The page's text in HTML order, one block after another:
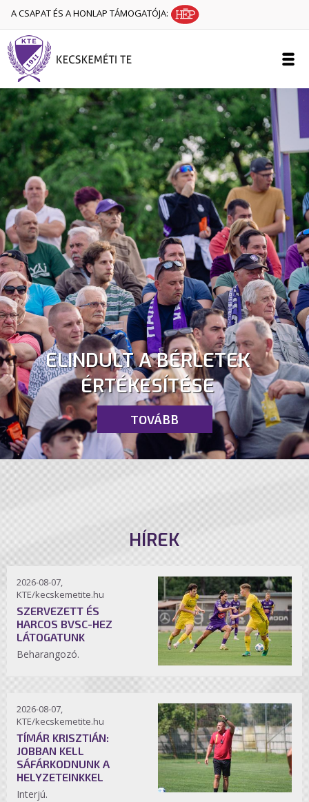
A CSAPAT ÉS A HONLAP TÁMOGATÓJA:
ELINDULT A BÉRLETEK
ÉRTÉKESÍTÉSE
TOVÁBB
HÍREK
2026-08-07,
KTE/kecskemetite.hu
SZERVEZETT ÉS
HARCOS BVSC-HEZ
LÁTOGATUNK
Beharangozó.
2026-08-07,
KTE/kecskemetite.hu
TÍMÁR KRISZTIÁN:
JOBBAN KELL
SÁFÁRKODNUNK A
HELYZETEINKKEL
Interjú.